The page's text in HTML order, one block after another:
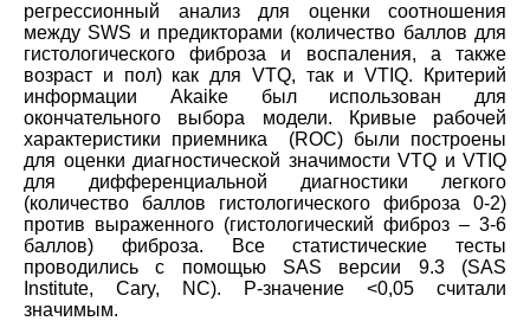
регрессионный анализ для оценки соотношения
между SWS и предикторами (количество баллов для
гистологического фиброза и воспаления, а также
возраст и пол) как для VTQ, так и VTIQ. Критерий
информации Akaike был использован для
окончательного выбора модели. Кривые рабочей
характеристики приемника (ROC) были построены
для оценки диагностической значимости VTQ и VTIQ
для дифференциальной диагностики легкого
(количество баллов гистологического фиброза 0-2)
против выраженного (гистологический фиброз – 3-6
баллов) фиброза. Все статистические тесты
проводились с помощью SAS версии 9.3 (SAS
Institute, Cary, NC). Р-значение <0,05 считали
значимым.